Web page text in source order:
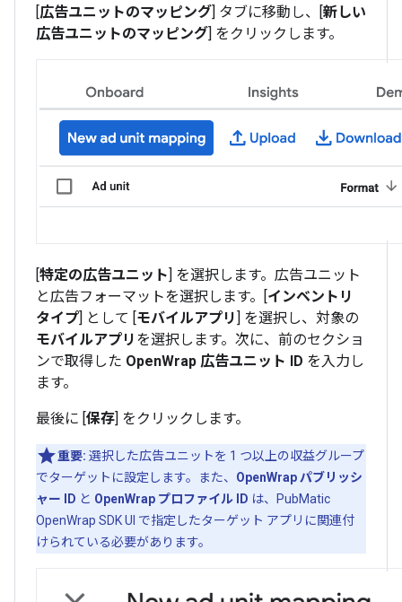
広告ユニットのマッピング ] タブに移動し、[ 新しい
広告ユニットのマッピング ] をクリックします。
[特定の広告ユニット] を選択します。広告ユニット
と広告フォーマットを選択します。[インベントリ
タイプ] として [モバイルアプリ] を選択し、対象の
モバイルアプリ を選択します。次に、前のセクショ
ンで取得した OpenWrap 広告ユニット ID を入力し
ます。
最後に [保存] をクリックします。
重要: 選択した広告ユニットを 1 つ以上の収益グループ
でターゲットに設定します。また、 OpenWrap パブリッシ
ャー ID と OpenWrap プロファイル ID は、PubMatic
OpenWrap SDK UI で指定したターゲット アプリに関連付
けられている必要があります。